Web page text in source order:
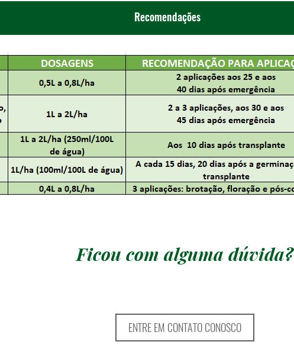
Recomendações
Ficou com alguma dúvida?
ENTRE EM CONTATO CONOSCO